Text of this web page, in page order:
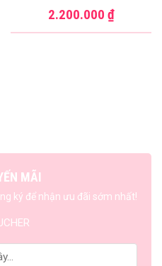
2.200.000 ₫
MÃI
ký để nhận ưu đãi sớm nhất!